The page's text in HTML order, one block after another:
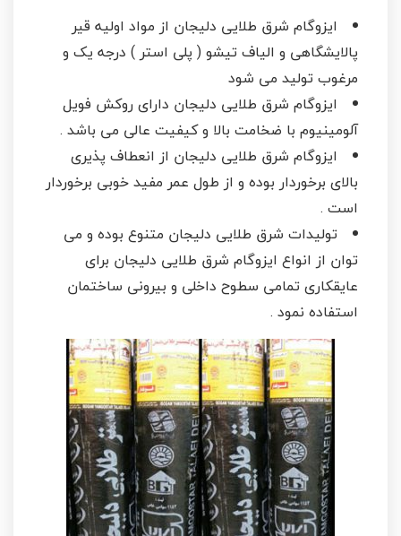
ایزوگام شرق طلایی دلیجان از مواد اولیه قیر
پالایشگاهی و الیاف تیشو ( پلی استر ) درجه یک و
مرغوب تولید می شود
ایزوگام شرق طلایی دلیجان دارای روکش فویل
آلومینیوم با ضخامت بالا و کیفیت عالی می باشد .
ایزوگام شرق طلایی دلیجان از انعطاف پذیری
بالای برخوردار بوده و از طول عمر مفید خوبی برخوردار
است .
تولیدات شرق طلایی دلیجان متنوع بوده و می
توان از انواع ایزوگام شرق طلایی دلیجان برای
عایقکاری تمامی سطوح داخلی و بیرونی ساختمان
استفاده نمود .